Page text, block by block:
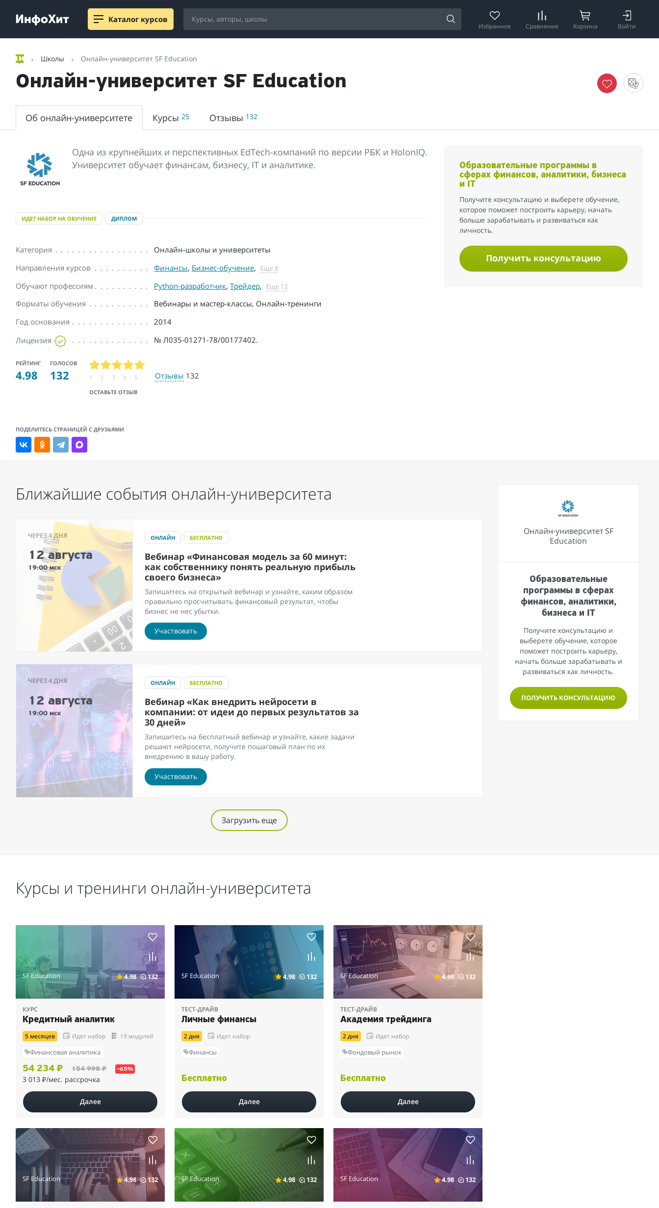
Каталог курсов
Избранное Сравнение Корзина Войти
Школы Онлайн-университет SF Education
Онлайн-университет SF Education
Об онлайн-университете Курсы25 Отзывы 132
Одна из крупнейших и перспективных EdTech-компаний по версии РБК и HolonIQ.
Университет обучает финансам, бизнесу, IT и аналитике.
ИДЕТ НАБОР НА ОБУЧЕНИЕ ДИПЛОМ
Категория
Онлайн-школы и университеты
Направления курсов
Финансы, Бизнес-обучение, Еще 8
Обучают профессиям Python-разработчик, Трейдер, Еще 13
Форматы обучения
Вебинары и мастер-классы, Онлайн-тренинги
Год основания
2014
Лицензия
№ Л035-01271-78/00177402.
РЕЙТИНГ
4.98
ГОЛОСОВ
132
ОСТАВЬТЕ ОТЗЫВ
1 2 3 4 5 Отзывы 132
ПОДЕЛИТЕСЬ СТРАНИЦЕЙ С ДРУЗЬЯМИ
Образовательные программы в
сферах финансов, аналитики, бизнеса
и IT
Получите консультацию и выберете обучение,
которое поможет построить карьеру, начать
больше зарабатывать и развиваться как
личность.
Получить консультацию
Ближайшие события онлайн-университета
ЧЕРЕЗ 4 ДНЯ
12 августа
19:00 мск
ОНЛАЙН БЕСПЛАТНО
Вебинар «Финансовая модель за 60 минут:
как собственнику понять реальную прибыль
своего бизнеса»
Запишитесь на открытый вебинар и узнайте, каким образом
правильно просчитывать финансовый результат, чтобы
бизнес не нес убытки.
Участвовать
ЧЕРЕЗ 4 ДНЯ
12 августа
19:00 мск
ОНЛАЙН БЕСПЛАТНО
Вебинар «Как внедрить нейросети в
компании: от идеи до первых результатов за
30 дней»
Запишитесь на бесплатный вебинар и узнайте, какие задачи
решают нейросети, получите пошаговый план по их
внедрению в вашу работу.
Участвовать
Загрузить еще
Онлайн-университет SF
Education
Образовательные
программы в сферах
финансов, аналитики,
бизнеса и IT
Получите консультацию и
выберете обучение, которое
поможет построить карьеру,
начать больше зарабатывать и
развиваться как личность.
ПОЛУЧИТЬ КОНСУЛЬТАЦИЮ
Курсы и тренинги онлайн-университета
SF Education 4.98 132
КУРС
Кредитный аналитик
5 месяцев Идет набор 19 модулей
Финансовая аналитика
54 234 ₽ 154 998 ₽ –65%
3 013 ₽/мес. рассрочка
Далее
SF Education 4.98 132
ТЕСТ-ДРАЙВ
Личные финансы
2 дня Идет набор
Финансы
Бесплатно
Далее
SF Education 4.98 132
ТЕСТ-ДРАЙВ
Академия трейдинга
2 дня Идет набор
Фондовый рынок
Бесплатно
Далее
SF Education 4.98 132 SF Education 4.98 132 SF Education 4.98 132